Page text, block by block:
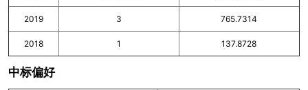
2019 3 765.7314
2018 1 137.8728
中标偏好